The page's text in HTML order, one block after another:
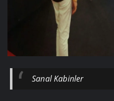
Sanal Kabinler